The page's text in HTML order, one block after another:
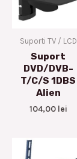
Suporti TV / LCD
Suport
DVD/DVB-
T/C/S 1DBS
Alien
104,00 lei